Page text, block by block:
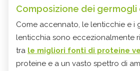
Composizione dei germogli
Come accennato, le lenticchie e i
lenticchia sono eccezionalmente
tra le migliori fonti di proteine
proteine e a un vasto spettro di